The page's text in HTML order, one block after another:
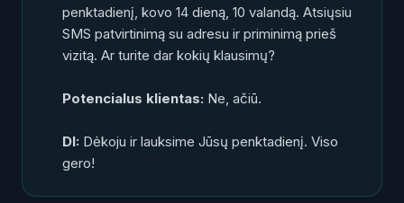
penktadienį, kovo 14 dieną, 10 valandą. Atsiųsiu
SMS patvirtinimą su adresu ir priminimą prieš
vizitą. Ar turite dar kokių klausimų?
Potencialus klientas: Ne, ačiū.
DI: Dėkoju ir lauksime Jūsų penktadienį. Viso
gero!